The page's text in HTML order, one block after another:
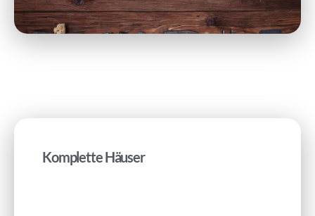
Komplette Häuser